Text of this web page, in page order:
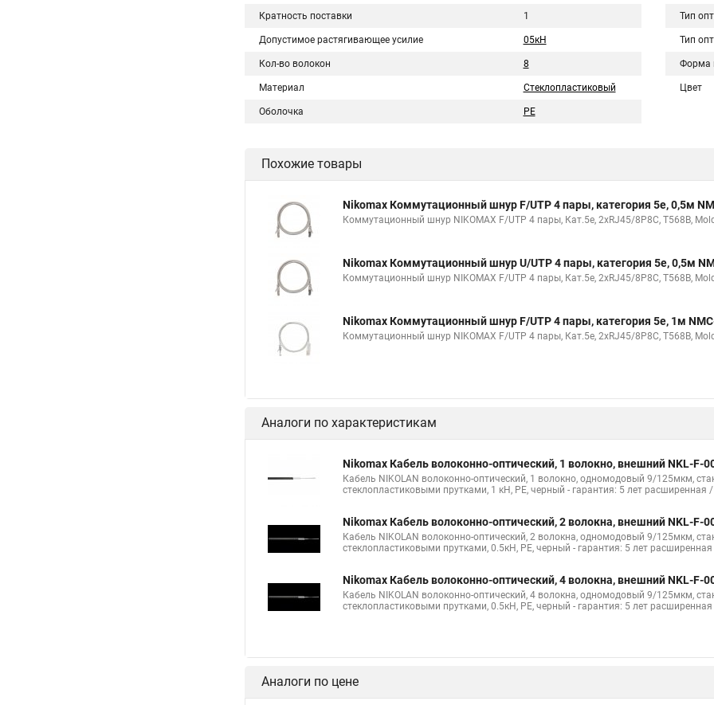
Кратность поставки 1
Допустимое растягивающее усилие 05кН
Кол-во волокон 8
Материал Стеклопластиковый
Оболочка PE
Тип
Тип
Форма
Цвет
Похожие товары
Nikomax Коммутационный шнур F/UTP 4 пары, категория 5е, 0,5м
Коммутационный шнур NIKOMAX F/UTP 4 пары, Кат.5е, 2хRJ45/8P8C, T568B,
Nikomax Коммутационный шнур U/UTP 4 пары, категория 5е, 0,5м
Коммутационный шнур NIKOMAX F/UTP 4 пары, Кат.5е, 2хRJ45/8P8C, T568B,
Nikomax Коммутационный шнур F/UTP 4 пары, категория 5е, 1м
Коммутационный шнур NIKOMAX F/UTP 4 пары, Кат.5е, 2хRJ45/8P8C, T568B,
Аналоги по характеристикам
Nikomax Кабель волоконно-оптический, 1 волокно, внешний NKL-F-
Кабель NIKOLAN волоконно-оптический, 1 волокно, одномодовый 9/125мкм,
стеклопластиковыми прутками, 1 кН, PE, черный - гарантия: 5 лет расширенная
Nikomax Кабель волоконно-оптический, 2 волокна, внешний NKL-F-
Кабель NIKOLAN волоконно-оптический, 2 волокна, одномодовый 9/125мкм,
стеклопластиковыми прутками, 0.5кН, PE, черный - гарантия: 5 лет
Nikomax Кабель волоконно-оптический, 4 волокна, внешний NKL-F-
Кабель NIKOLAN волоконно-оптический, 4 волокна, одномодовый 9/125мкм,
стеклопластиковыми прутками, 0.5кН, PE, черный - гарантия: 5 лет
Аналоги по цене